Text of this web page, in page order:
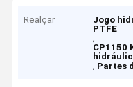
Realçar
Jogo
PTFE
,
CP1150
, Partes